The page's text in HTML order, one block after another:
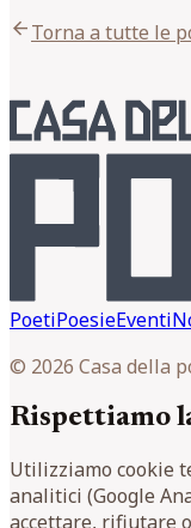
arrow_backTorna a tutte le
PoetiPoesieEventi
© 2026 Casa della
Rispettiamo
Utilizziamo cookie
analitici (Google
accettare, rifiutare